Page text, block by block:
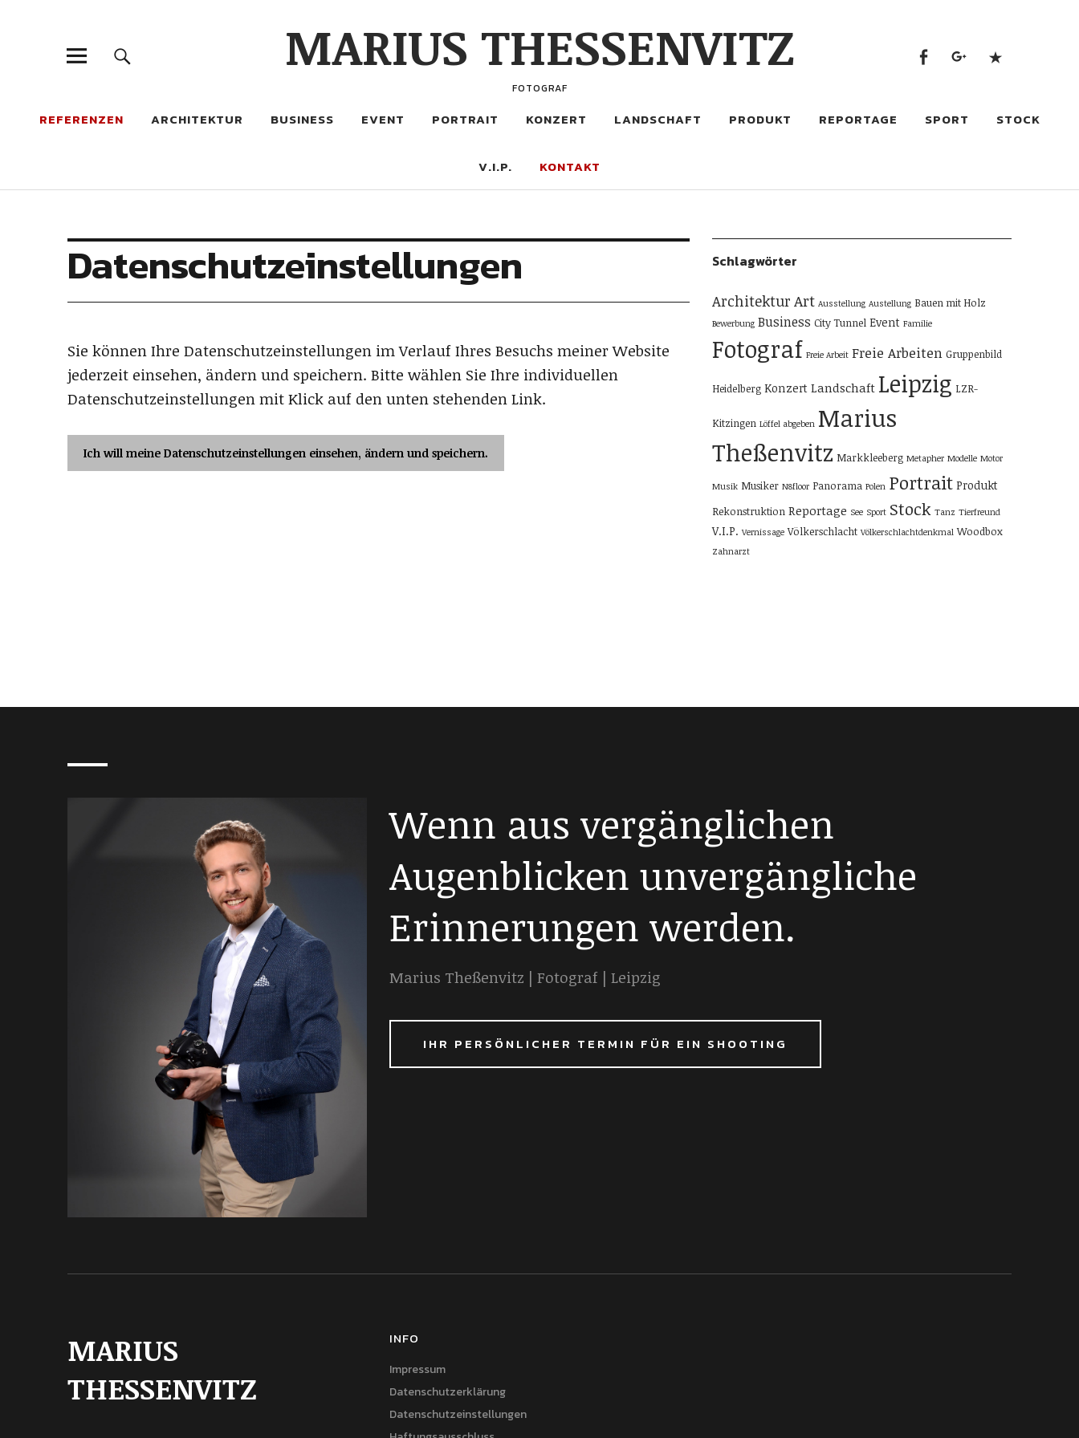
MARIUS THESSENVITZ
FOTOGRAF
REFERENZEN ARCHITEKTUR BUSINESS EVENT PORTRAIT KONZERT LANDSCHAFT PRODUKT REPORTAGE SPORT STOCK
V.I.P. KONTAKT
Datenschutzeinstellungen
Sie können Ihre Datenschutzeinstellungen im Verlauf Ihres Besuchs meiner Website
jederzeit einsehen, ändern und speichern. Bitte wählen Sie Ihre individuellen
Datenschutzeinstellungen mit Klick auf den unten stehenden Link.
Ich will meine Datenschutzeinstellungen einsehen, ändern und speichern.
Schlagwörter
Architektur Art Ausstellung Austellung Bauen mit Holz
Bewerbung Business City Tunnel Event Familie
Fotograf Freie Arbeit Freie Arbeiten Gruppenbild
Heidelberg Konzert Landschaft Leipzig LZR-
Kitzingen Löffel abgeben Marius
Theßenvitz Markkleeberg Metapher Modelle Motor
Musik Musiker N8floor Panorama Polen Portrait Produkt
Rekonstruktion Reportage See Sport Stock Tanz Tierfreund
V.I.P. Vernissage Völkerschlacht Völkerschlachtdenkmal Woodbox
Zahnarzt
Wenn aus vergänglichen
Augenblicken unvergängliche
Erinnerungen werden.
Marius Theßenvitz | Fotograf | Leipzig
IHR PERSÖNLICHER TERMIN FÜR EIN SHOOTING
MARIUS
THESSENVITZ
INFO
Impressum
Datenschutzerklärung
Datenschutzeinstellungen